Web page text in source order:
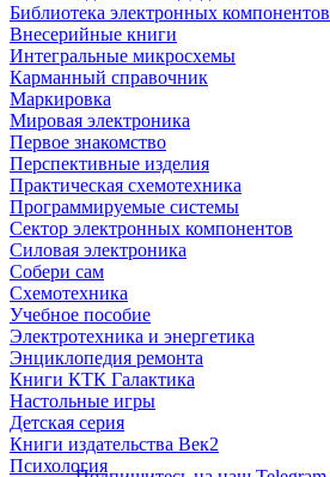
Библиотека электронных компонентов
Внесерийные книги
Интегральные микросхемы
Карманный справочник
Маркировка
Мировая электроника
Первое знакомство
Перспективные изделия
Практическая схемотехника
Программируемые системы
Сектор электронных компонентов
Силовая электроника
Собери сам
Схемотехника
Учебное пособие
Электротехника и энергетика
Энциклопедия ремонта
Книги КТК Галактика
Настольные игры
Детская серия
Книги издательства Век2
Психология